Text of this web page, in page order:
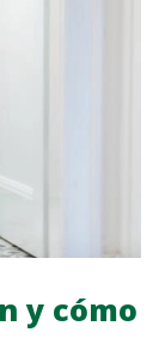
y cómo